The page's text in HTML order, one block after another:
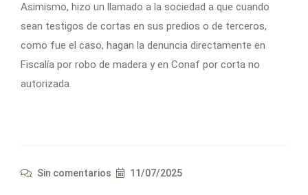
Asimismo, hizo un llamado a la sociedad a que cuando
sean testigos de cortas en sus predios o de terceros,
como fue el caso, hagan la denuncia directamente en
Fiscalía por robo de madera y en Conaf por corta no
autorizada.
Sin comentarios 11/07/2025